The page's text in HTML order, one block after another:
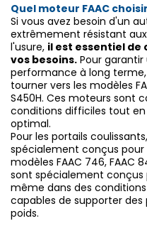
Quel moteur FAAC
Si vous avez besoin d'un
extrêmement résistant
l'usure, il est essentiel de
vos besoins. Pour
performance à long
tourner vers les modèles
S450H. Ces moteurs sont
conditions difficiles tout
optimal.
Pour les portails
spécialement conçus pour
modèles FAAC 746, FAAC
sont spécialement
même dans des
capables de supporter
poids.